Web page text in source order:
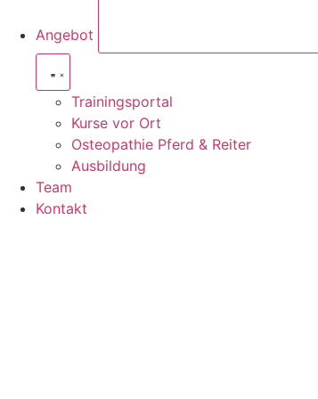
Angebot
Trainingsportal
Kurse vor Ort
Osteopathie Pferd & Reiter
Ausbildung
Team
Kontakt